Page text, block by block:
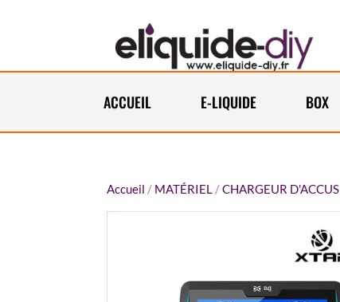
ACCUEIL E-LIQUIDE BOX
Accueil / MATÉRIEL /CHARGEUR D'ACCUS